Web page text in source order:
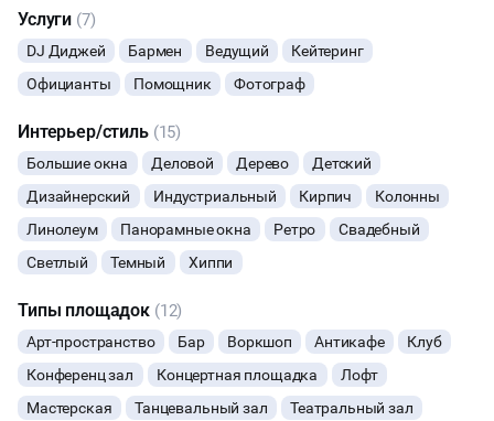
Услуги (7)
DJ Диджей Бармен Ведущий
Кейтеринг
Официанты
Помощник Фотограф
Интерьер/стиль (15)
Большие окна Деловой Дерево
Детский
Дизайнерский
Индустриальный Кирпич
Колонны
Линолеум
Панорамные окна Ретро
Свадебный
Светлый
Темный Хиппи
Типы площадок (12)
Арт-пространство Бар Воркшоп Антикафе
Клуб
Конференц зал
Концертная площадка
Лофт
Мастерская
Танцевальный зал
Театральный зал
ТАНЦЫ
ВЫСТАВКИ
КАСТИНГИ
КИНОПРОСМОТР
НАСТОЛЬНЫЕ ИГРЫ
КУЛИНАРНЫЙ МАСТЕР-КЛАСС
ФУРШЕТЫ